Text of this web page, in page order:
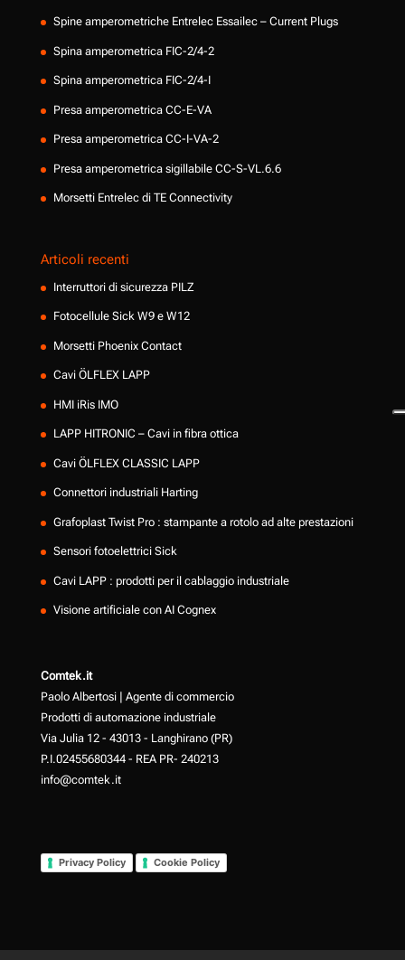
Spine amperometriche Entrelec Essailec – Current Plugs
Spina amperometrica FIC-2/4-2
Spina amperometrica FIC-2/4-I
Presa amperometrica CC-E-VA
Presa amperometrica CC-I-VA-2
Presa amperometrica sigillabile CC-S-VL.6.6
Morsetti Entrelec di TE Connectivity
Articoli recenti
Interruttori di sicurezza PILZ
Fotocellule Sick W9 e W12
Morsetti Phoenix Contact
Cavi ÖLFLEX LAPP
HMI iRis IMO
LAPP HITRONIC – Cavi in fibra ottica
Cavi ÖLFLEX CLASSIC LAPP
Connettori industriali Harting
Grafoplast Twist Pro : stampante a rotolo ad alte prestazioni
Sensori fotoelettrici Sick
Cavi LAPP : prodotti per il cablaggio industriale
Visione artificiale con AI Cognex
Comtek.it
Paolo Albertosi | Agente di commercio
Prodotti di automazione industriale
Via Julia 12 - 43013 - Langhirano (PR)
P.I.02455680344 - REA PR- 240213
info@comtek.it
Privacy Policy Cookie Policy